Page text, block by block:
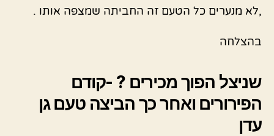
,לא מנערים כל הטעם זה החביתה שמצפה אותו .
בהצלחה
שניצל הפוך מכירים ? -קודם
הפירורים ואחר כך הביצה טעם גן
עדן